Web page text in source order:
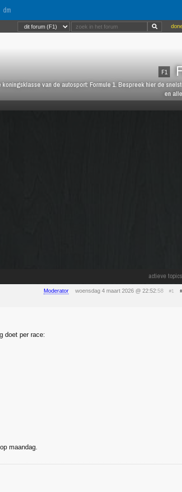
dm
F1
van de autosport: Formule 1. Bespreek hier de
en
actieve topics
Moderator woensdag 4 maart 2026 @ 22:52:58 #1
doet per race:
maandag.